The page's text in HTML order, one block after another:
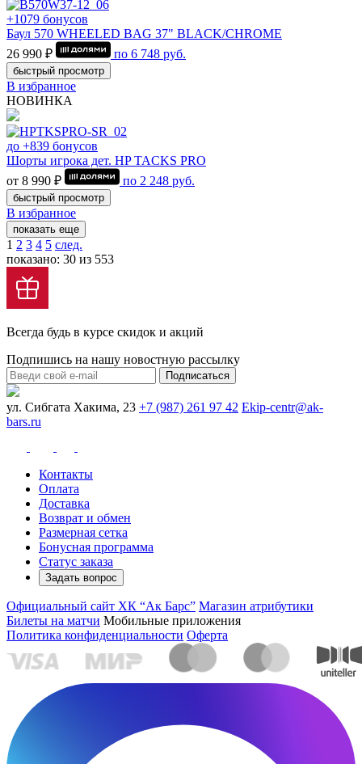
+1079 бонусов
Баул 570 WHEELED BAG 37" BLACK/CHROME
26 990 ₽
по 6 748 руб.
быстрый просмотр
В избранное
НОВИНКА
до +839 бонусов
Шорты игрока дет. HP TACKS PRO
от 8 990 ₽
по 2 248 руб.
быстрый просмотр
В избранное
показать еще
1 2 3 4 5 след.
показано: 30 из 553
Всегда будь в курсе скидок и акций
Подпишись на нашу новостную рассылку
Подписаться
ул. Сибгата Хакима, 23 +7 (987) 261 97 42 Ekip-centr@ak-
bars.ru
Контакты
Оплата
Доставка
Возврат и обмен
Размерная сетка
Бонусная программа
Статус заказа
Задать вопрос
Официальный сайт ХК “Ак Барс” Магазин атрибутики
Билеты на матчи Мобильные приложения
Политика конфиденциальности Оферта